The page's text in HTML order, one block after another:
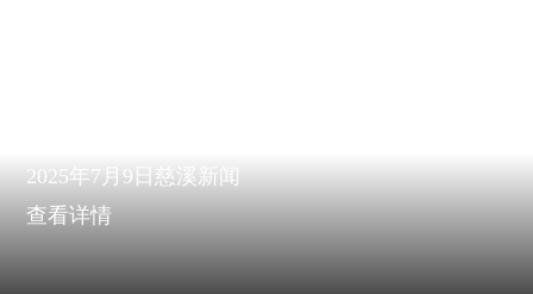
2025年7月9日慈溪新闻
查看详情